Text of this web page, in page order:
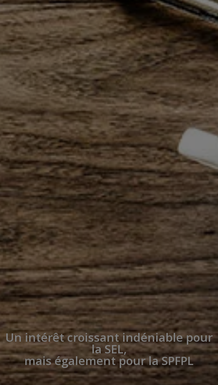
Un intérêt croissant indéniable pour
la SEL,
mais également pour la SPFPL